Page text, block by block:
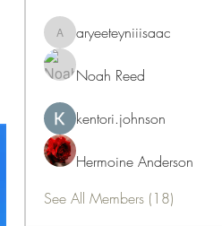
aryeeteyniiisaac
aryeeteyniiisaac
Noah Reed
kentori.johnson
Hermoine Anderson
See All Members (18)